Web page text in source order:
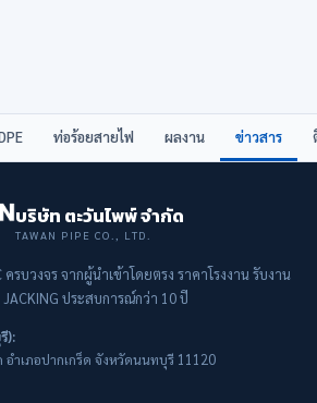
ท่อร้อยสายไฟ ผลงาน ข่าวสาร
บริษัท ตะวันไพพ์ จำกัด
TAWAN PIPE CO., LTD.
รบวงจร จากผู้นำเข้าโดยตรง ราคาโรงงาน รับงาน
ประสบการณ์กว่า 10 ปี
):
ำเภอปากเกร็ด จังหวัดนนทบุรี 11120